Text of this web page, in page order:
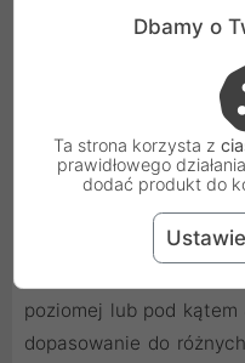
1, a także spełnia
i gniazdek. Posiada
45001, co świadczy o jej
bezpieczeństwo
Montaż i Wymiary
poziomej lub pod
dopasowanie do
Dbamy o
Ta strona korzysta z
prawidłowego
dodać produkt do